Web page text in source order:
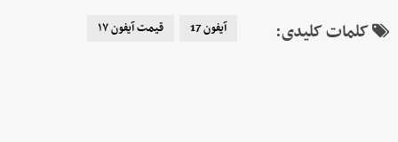
کلمات کلیدی: آیفون 17 قیمت آیفون ۱۷